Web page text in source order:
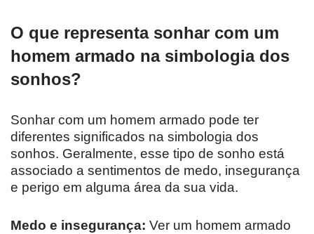
O que representa sonhar com um
homem armado na simbologia dos
sonhos?
Sonhar com um homem armado pode ter
diferentes significados na simbologia dos
sonhos. Geralmente, esse tipo de sonho está
associado a sentimentos de medo, insegurança
e perigo em alguma área da sua vida.
Medo e insegurança: Ver um homem armado